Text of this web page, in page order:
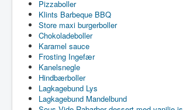
Pizzaboller
Klints Barbeque BBQ
Store maxi burgerboller
Chokoladeboller
Karamel sauce
Frosting Ingefær
Kanelsnegle
Hindbærboller
Lagkagebund Lys
Lagkagebund Mandelbund